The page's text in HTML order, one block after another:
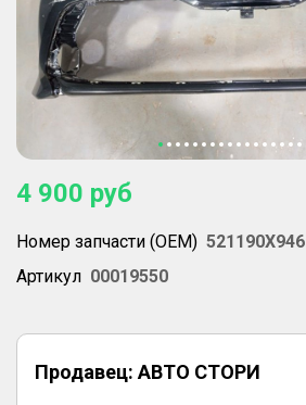
4 900 руб
Номер запчасти (OEM) 521190X946
Артикул 00019550
Продавец: АВТО СТОРИ